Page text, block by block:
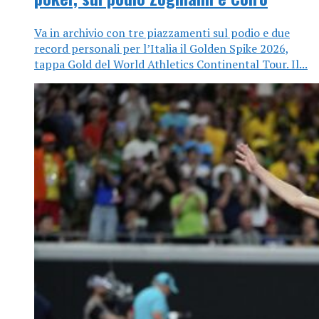
Va in archivio con tre piazzamenti sul podio e due
record personali per l’Italia il Golden Spike 2026,
tappa Gold del World Athletics Continental Tour. Il...